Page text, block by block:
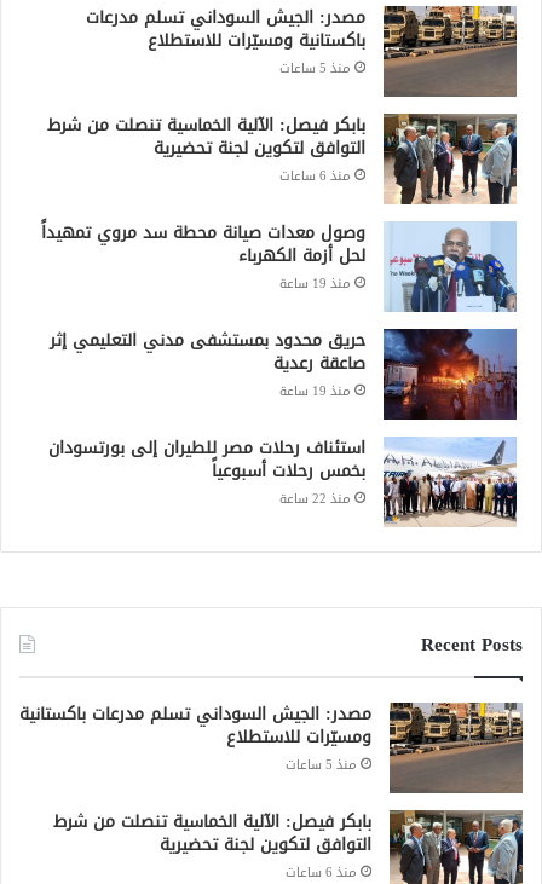
مصدر: الجيش السوداني تسلم مدرعات
باكستانية ومسيّرات للاستطلاع
منذ 5 ساعات
بابكر فيصل: الآلية الخماسية تنصلت من شرط
التوافق لتكوين لجنة تحضيرية
منذ 6 ساعات
وصول معدات صيانة محطة سد مروي تمهيداً
لحل أزمة الكهرباء
منذ 19 ساعة
حريق محدود بمستشفى مدني التعليمي إثر
صاعقة رعدية
منذ 19 ساعة
استئناف رحلات مصر للطيران إلى بورتسودان
بخمس رحلات أسبوعياً
منذ 22 ساعة
Recent Posts
مصدر: الجيش السوداني تسلم مدرعات باكستانية
ومسيّرات للاستطلاع
منذ 5 ساعات
بابكر فيصل: الآلية الخماسية تنصلت من شرط
التوافق لتكوين لجنة تحضيرية
منذ 6 ساعات